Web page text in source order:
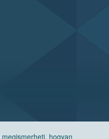
megismerheti, hogyan